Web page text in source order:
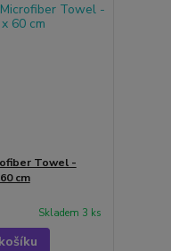
Towel -
cm
Skladem 3 ks